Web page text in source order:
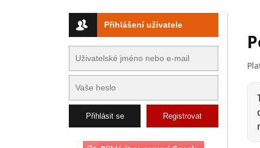
Přihlášení uživatele
Registrovat